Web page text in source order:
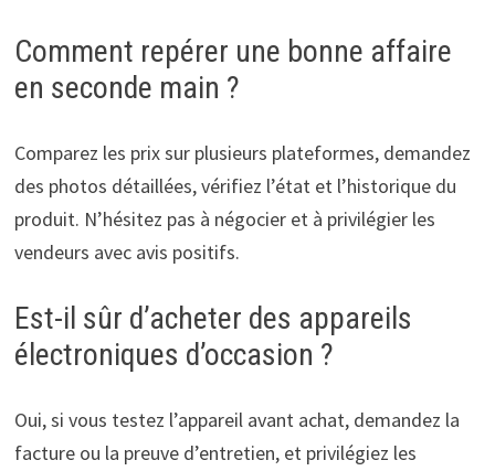
Comment repérer une bonne affaire
en seconde main ?
Comparez les prix sur plusieurs plateformes, demandez
des photos détaillées, vérifiez l’état et l’historique du
produit. N’hésitez pas à négocier et à privilégier les
vendeurs avec avis positifs.
Est-il sûr d’acheter des appareils
électroniques d’occasion ?
Oui, si vous testez l’appareil avant achat, demandez la
facture ou la preuve d’entretien, et privilégiez les